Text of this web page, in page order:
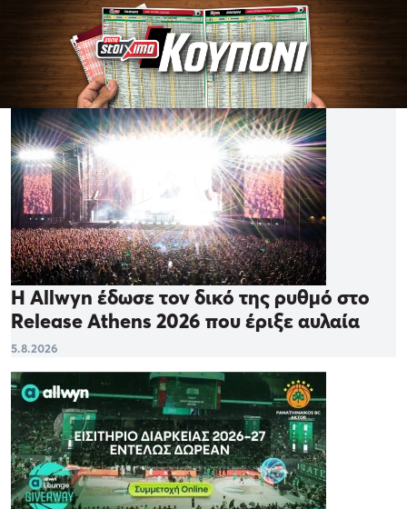
Η Allwyn έδωσε τον δικό της ρυθμό στο
Release Athens 2026 που έριξε αυλαία
5.8.2026